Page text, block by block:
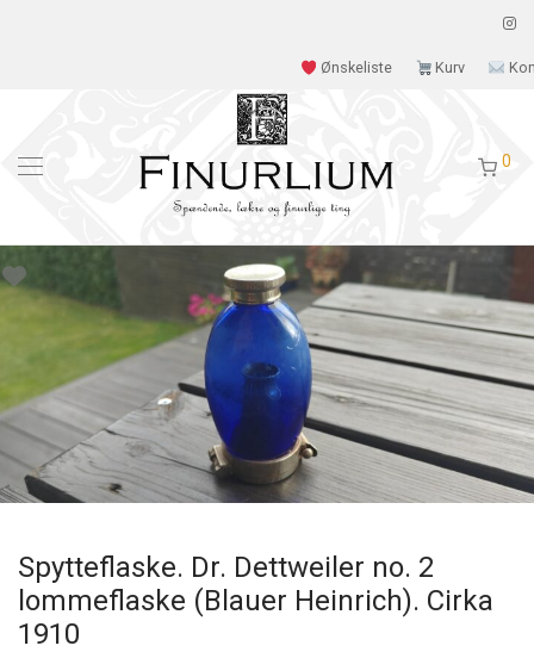
Ønskeliste Kurv
0
Spytteflaske. Dr. Dettweiler no. 2
lommeflaske (Blauer Heinrich). Cirka
1910